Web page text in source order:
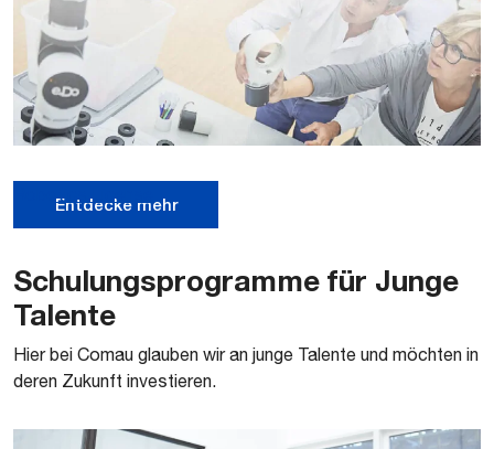
Robotics License
Entdecke mehr
Schulungsprogramme für Junge
Talente
Hier bei Comau glauben wir an junge Talente und möchten in
deren Zukunft investieren.